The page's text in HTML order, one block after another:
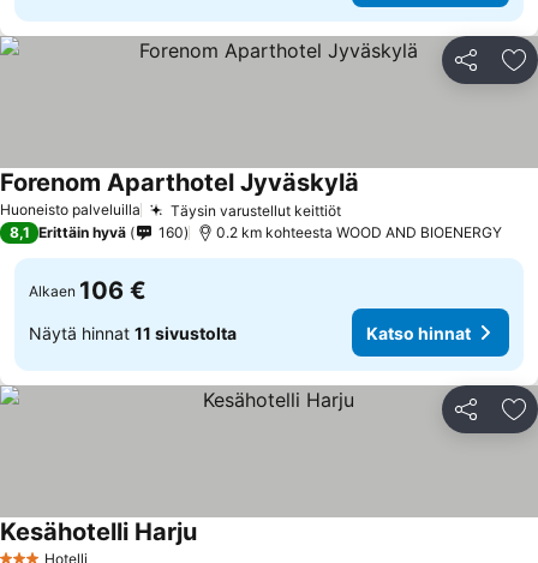
Jaa
Huoneisto palveluilla Täysin varustellut keittiöt
Forenom Aparthotel Jyväskylä
8,1 Erittäin hyvä 160 0.2 km kohteesta WOOD AND BIOENERGY
Alkaen 106 €
Näytä hinnat 11 sivustolta Katso hinnat
Jaa
Hotelli
Kesähotelli Harju